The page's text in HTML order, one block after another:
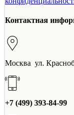
Контактная
Москва ул.
+7 (499) 393-84-99